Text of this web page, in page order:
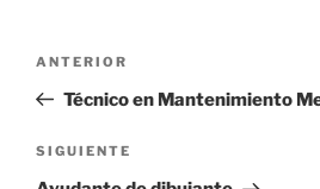
entradas
Entrada
anterior:
ANTERIOR
Técnico en Mantenimiento
Siguiente
entrada
SIGUIENTE